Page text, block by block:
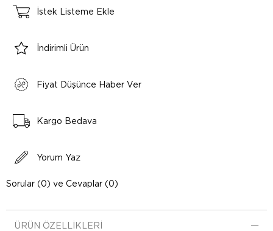
İstek Listeme Ekle
İndirimli Ürün
Fiyat Düşünce Haber Ver
Kargo Bedava
Yorum Yaz
Sorular (0) ve Cevaplar (0)
ÜRÜN ÖZELLIKLERI